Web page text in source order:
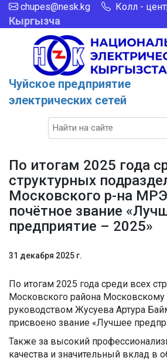
chupes@nesk.kg Колл -
Кыргызча
Чуйское предприятие
электрических сетей
По итогам 2025 года
структурных
Московского р-на
почётное звание
предприятие – 2025»
31 декабря 2025 г.
По итогам 2025 года среди всех
Московского района
руководством Жусуева Артура
присвоено звание «Лучшее
Также за высокий
качества и значительный вклад в